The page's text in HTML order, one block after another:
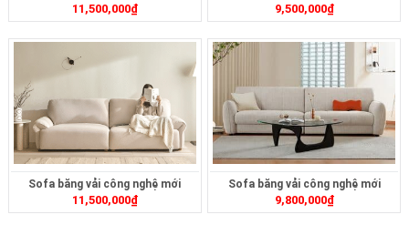
11,500,000₫ ZB473
9,500,000₫
Sofa băng vải công nghệ mới
ZB471
11,500,000₫
Sofa băng vải công nghệ mới
ZB453
9,800,000₫